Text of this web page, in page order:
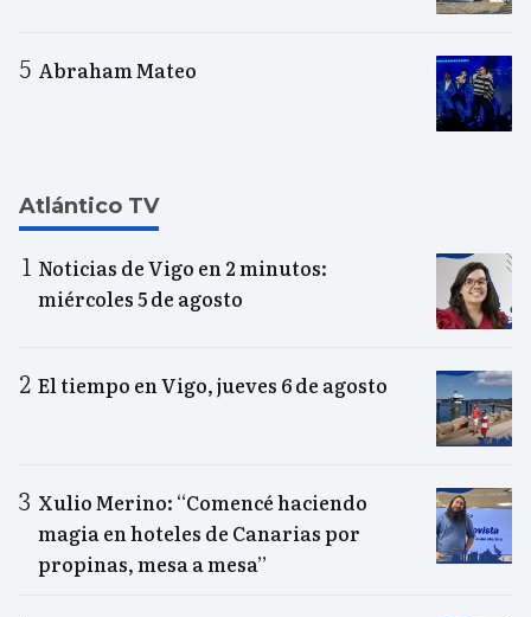
Abraham Mateo
Atlántico TV
Noticias de Vigo en 2 minutos:
miércoles 5 de agosto
El tiempo en Vigo, jueves 6 de agosto
Xulio Merino: “Comencé haciendo
magia en hoteles de Canarias por
propinas, mesa a mesa”